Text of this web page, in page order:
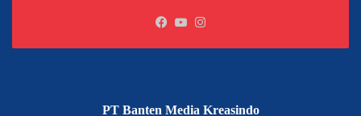
Facebook
YouTube
PT Banten Media Kreasindo